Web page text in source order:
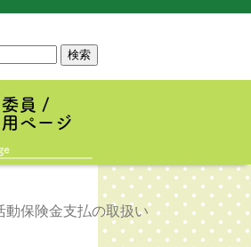
動保険金支払の取扱い